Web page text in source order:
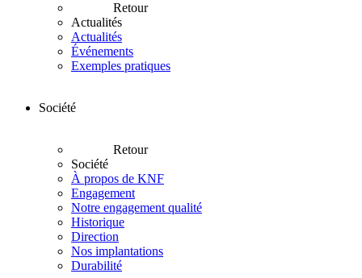
Retour
Actualités
Actualités
Événements
Exemples pratiques
Société
Retour
Société
À propos de KNF
Engagement
Notre engagement qualité
Historique
Direction
Nos implantations
Durabilité